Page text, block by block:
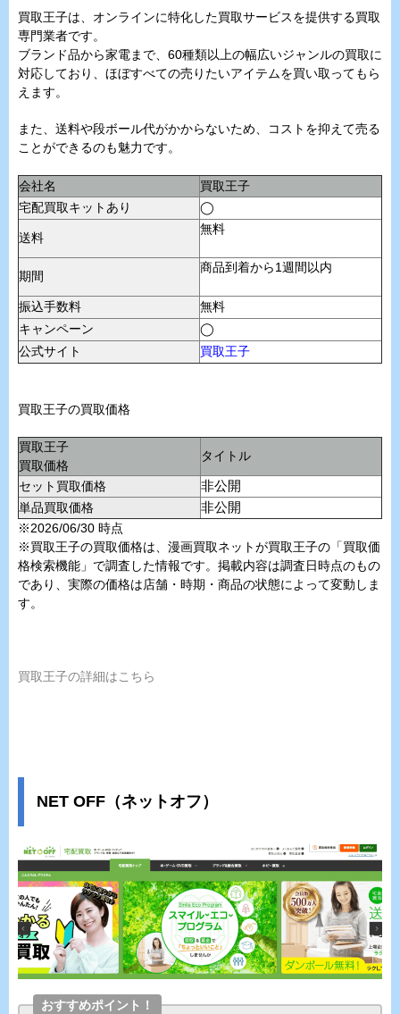
買取王子は、オンラインに特化した買取サービスを提供する買取
専門業者です。
ブランド品から家電まで、60種類以上の幅広いジャンルの買取に
対応しており、ほぼすべての売りたいアイテムを買い取ってもら
えます。
また、送料や段ボール代がかからないため、コストを抑えて売る
ことができるのも魅力です。
会社名
買取王子
宅配買取キットあり
◯
送料
無料
期間
商品到着から1週間以内
振込手数料
無料
キャンペーン
◯
公式サイト
買取王子
買取王子の買取価格
買取王子
買取価格
タイトル
セット買取価格
非公開
単品買取価格
非公開
※2026/06/30 時点
※買取王子の買取価格は、漫画買取ネットが買取王子の「買取価
格検索機能」で調査した情報です。掲載内容は調査日時点のもの
であり、実際の価格は店舗・時期・商品の状態によって変動しま
す。
買取王子の詳細はこちら
NET OFF（ネットオフ）
おすすめポイント！